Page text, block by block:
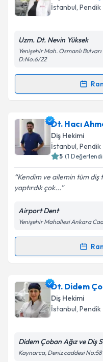
takvim
Kişisel
'ni
kapsamda
İstanbul, Pendik
Uzm. Dt. Nevin Yüksek
Yenişehir Mah. Osmanlı
D:No:6/22
Randevu
Uzm. Dt. Nevin
oluşturun. Size bu
takvim
Kişisel
Metni'ni okudum
kapsamda
Dt. Hacı
Diş Hekimi
İstanbul, Pendik
5 (1
Kendim ve ailemin tüm
yaptırdık çok...
Airport Dent
Yenişehir Mahallesi Ankara
Randevu
Dt. Hacı Ahmet
oluşturun. Size bu
takvim
Dt. Didem
Diş Hekimi
İstanbul, Pendik
Didem Çoban Ağız ve Diş
Kaynarca, Deniz caddesi